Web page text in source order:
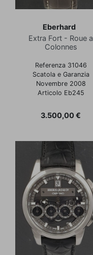
Eberhard
Extra Fort - Roue a
Colonnes
Referenza 31046
Scatola e Garanzia
Novembre 2008
Articolo Eb245
Prezzo
3.500,00 €